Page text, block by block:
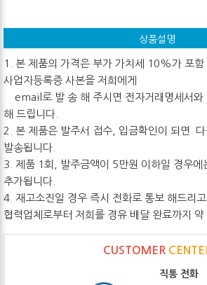
상품설명
1. 본 제품의 가격은 부가 가치세 10%가 포함
사업자등록증 사본을 저희에게
email로 발 송 해 주시면 전자거래명세서와
해 드립니다.
2. 본 제품은 발주서 접수, 입금확인이 되면 다
발송됩니다.
3. 제품 1회, 발주금액이 5만원 이하일 경우에
추가됩니다.
4. 재고소진일 경우 즉시 전화로 통보 해드리
협력업체로부터 저희를 경유 배달 완료까지
CUSTOMER
직통 전화